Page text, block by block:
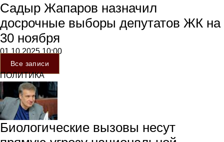
Садыр Жапаров назначил
досрочные выборы депутатов ЖК на
30 ноября
01.10.202510:00
Все записи
ПОЛИТИКА
Биологические вызовы несут